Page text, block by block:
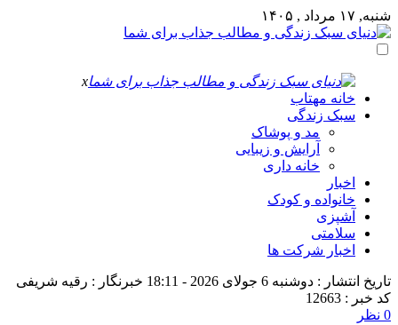
شنبه, ۱۷ مرداد , ۱۴۰۵
x
خانه مهتاب
سبک زندگی
مد و پوشاک
آرایش و زیبایی
خانه داری
اخبار
خانواده و کودک
آشپزی
سلامتی
اخبار شرکت ها
تاریخ انتشار : دوشنبه 6 جولای 2026 - 18:11
خبرنگار : رقیه شریفی
کد خبر : 12663
0 نظر